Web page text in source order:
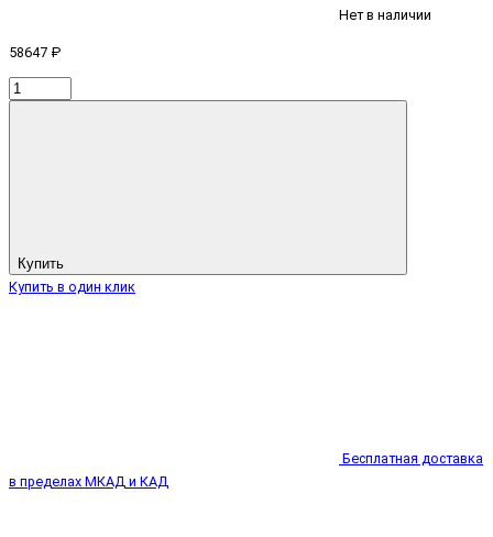
Нет в наличии
58647 ₽
Купить
Купить в один клик
Бесплатная доставка
в пределах МКАД и КАД